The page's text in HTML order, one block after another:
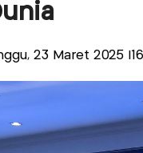
23 Maret 2025